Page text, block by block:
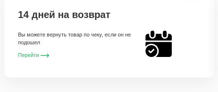
14 дней на возврат
Вы можете вернуть товар по чеку, если он не
подошел
Перейти